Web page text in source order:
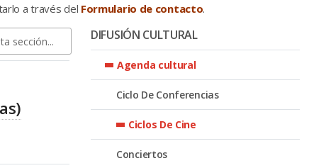
a través del Formulario de contacto.
DIFUSIÓN CULTURAL
Agenda cultural
Ciclo De Conferencias
Ciclos De Cine
Conciertos